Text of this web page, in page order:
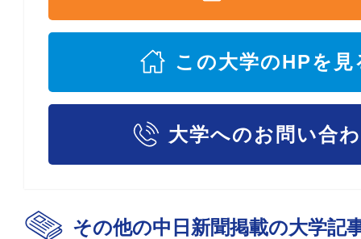
この大学のHPを見
大学へのお問い合
その他の中日新聞掲載の大学記